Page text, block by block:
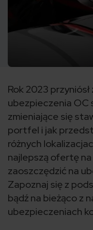
Rok 2023
ubezpieczenia OC
zmieniające się
portfel i jak
różnych
najlepszą ofertę
zaoszczędzić na
Zapoznaj się z
bądź na bieżąco z
ubezpieczeniach